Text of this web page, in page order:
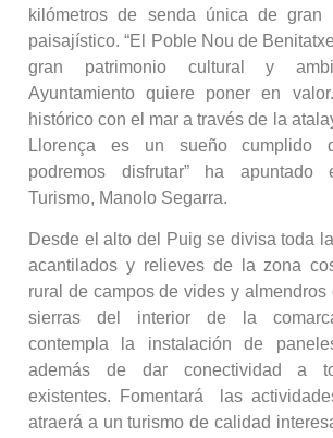
kilómetros de senda única de gran
paisajístico. “El Poble Nou de
gran patrimonio cultural y
Ayuntamiento quiere poner en
histórico con el mar a través de la
Llorença es un sueño cumplido
podremos disfrutar” ha
Turismo, Manolo Segarra.
Desde el alto del Puig se divisa toda
acantilados y relieves de la zona
rural de campos de vides y almendros
sierras del interior de la
contempla la instalación de
además de dar conectividad a
existentes. Fomentará las
atraerá a un turismo de calidad